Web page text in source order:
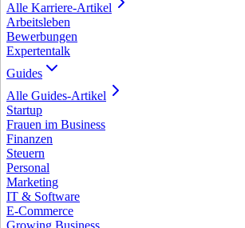
Alle Karriere-Artikel
Arbeitsleben
Bewerbungen
Expertentalk
Guides
Alle Guides-Artikel
Startup
Frauen im Business
Finanzen
Steuern
Personal
Marketing
IT & Software
E-Commerce
Growing Business